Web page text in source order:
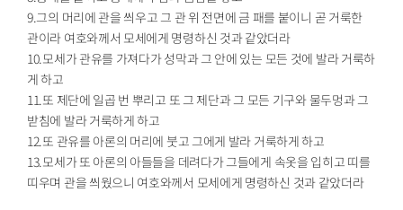
9.그의 머리에 관을 씌우고 그 관 위 전면에 금 패를 붙이니 곧 거룩한
관이라 여호와께서 모세에게 명령하신 것과 같았더라
10.모세가 관유를 가져다가 성막과 그 안에 있는 모든 것에 발라 거룩하
게 하고
11.또 제단에 일곱 번 뿌리고 또 그 제단과 그 모든 기구와 물두멍과 그
받침에 발라 거룩하게 하고
12.또 관유를 아론의 머리에 붓고 그에게 발라 거룩하게 하고
13.모세가 또 아론의 아들들을 데려다가 그들에게 속옷을 입히고 띠를
띠우며 관을 씌웠으니 여호와께서 모세에게 명령하신 것과 같았더라